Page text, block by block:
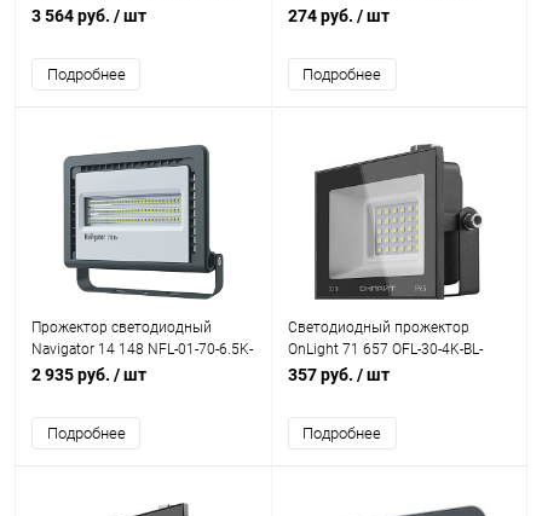
6400K IP65 черный
3 564 руб. / шт
Подробнее
IP65-LED 10W 6000K
274 руб. / шт
Подробнее
Прожектор светодиодный
Navigator 14 148 NFL-01-70-6.5K-
LED 70W 6500K LED
2 935 руб. / шт
Подробнее
Светодиодный прожектор
OnLight 71 657 OFL-30-4K-BL-
IP65-LED 30W 4000K
357 руб. / шт
Подробнее